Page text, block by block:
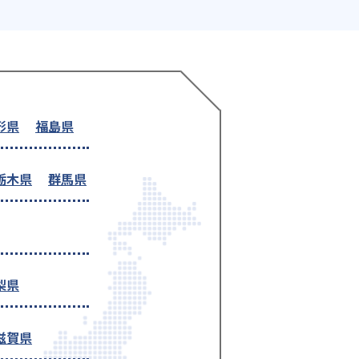
県 福島県
木県 群馬県
県
賀県